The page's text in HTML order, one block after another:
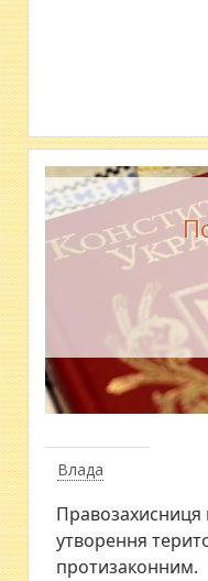
Влада
Правозахисниця
утворення
протизаконним.